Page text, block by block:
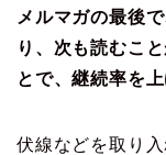
メルマガの最後
り、次も読むこ
とで、継続率を
伏線などを取り